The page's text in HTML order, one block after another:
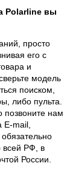
Polarline вы
просто
его с
и
модель
поиском,
либо пульта.
позвоните нам
E-mail,
всей РФ, в
России.